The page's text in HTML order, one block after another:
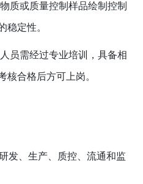
质或质量控制样品绘制控制
稳定性。
员需经过专业培训，具备相
核合格后方可上岗。
发、生产、质控、流通和监